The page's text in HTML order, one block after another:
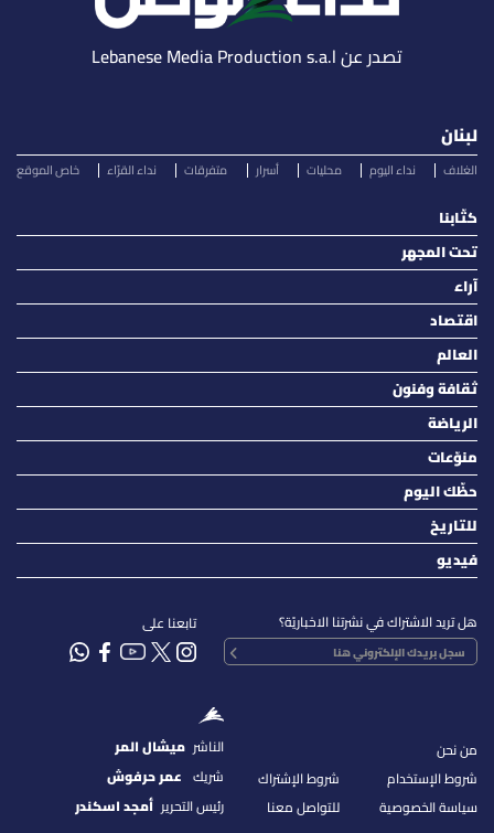
تصدر عن Lebanese Media Production s.a.l
لبنان
الغلاف نداء اليوم محليات أسرار متفرقات نداء القرّاء خاص الموقع
كتّابنا
تحت المجهر
آراء
اقتصاد
العالم
ثقافة وفنون
الرياضة
منوّعات
حظّك اليوم
للتاريخ
فيديو
هل تريد الاشتراك في نشرتنا الاخباريّة؟ تابعنا على
من نحن
شروط الإستخدام
سياسة الخصوصية
شروط الإشتراك
للتواصل معنا
الناشر ميشال المر
شريك عمر حرفوش
رئيس التحرير أمجد اسكندر